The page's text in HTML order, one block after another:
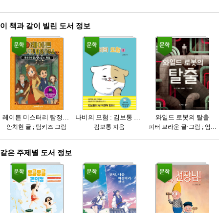
이 책과 같이 빌린 도서 정보
레이튼 미스터리 탐정사무소 : 카트리에일의 수수께끼 파일. 10, 부호왕 아리아드네의 수수께끼(하)
안치현 글 ; 팀키즈 그림
나비의 모험 : 김보통 만화. 2
김보통 지음
와일드 로봇의 탈출
피터 브라운 글·그림 ; 엄혜숙 번역
같은 주제별 도서 정보